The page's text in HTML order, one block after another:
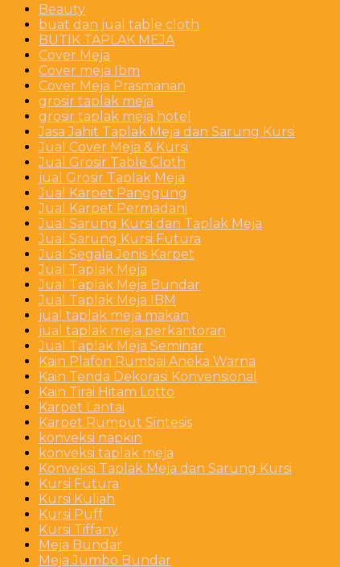
Beauty
buat dan jual table cloth
BUTIK TAPLAK MEJA
Cover Meja
Cover meja Ibm
Cover Meja Prasmanan
grosir taplak meja
grosir taplak meja hotel
Jasa Jahit Taplak Meja dan Sarung Kursi
Jual Cover Meja & Kursi
Jual Grosir Table Cloth
jual Grosir Taplak Meja
Jual Karpet Panggung
Jual Karpet Permadani
Jual Sarung Kursi dan Taplak Meja
Jual Sarung Kursi Futura
Jual Segala Jenis Karpet
Jual Taplak Meja
Jual Taplak Meja Bundar
Jual Taplak Meja IBM
jual taplak meja makan
jual taplak meja perkantoran
Jual Taplak Meja Seminar
Kain Plafon Rumbai Aneka Warna
Kain Tenda Dekorasi Konvensional
Kain Tirai Hitam Lotto
Karpet Lantai
Karpet Rumput Sintesis
konveksi napkin
konveksi taplak meja
Konveksi Taplak Meja dan Sarung Kursi
Kursi Futura
Kursi Kuliah
Kursi Puff
Kursi Tiffany
Meja Bundar
Meja Jumbo Bundar